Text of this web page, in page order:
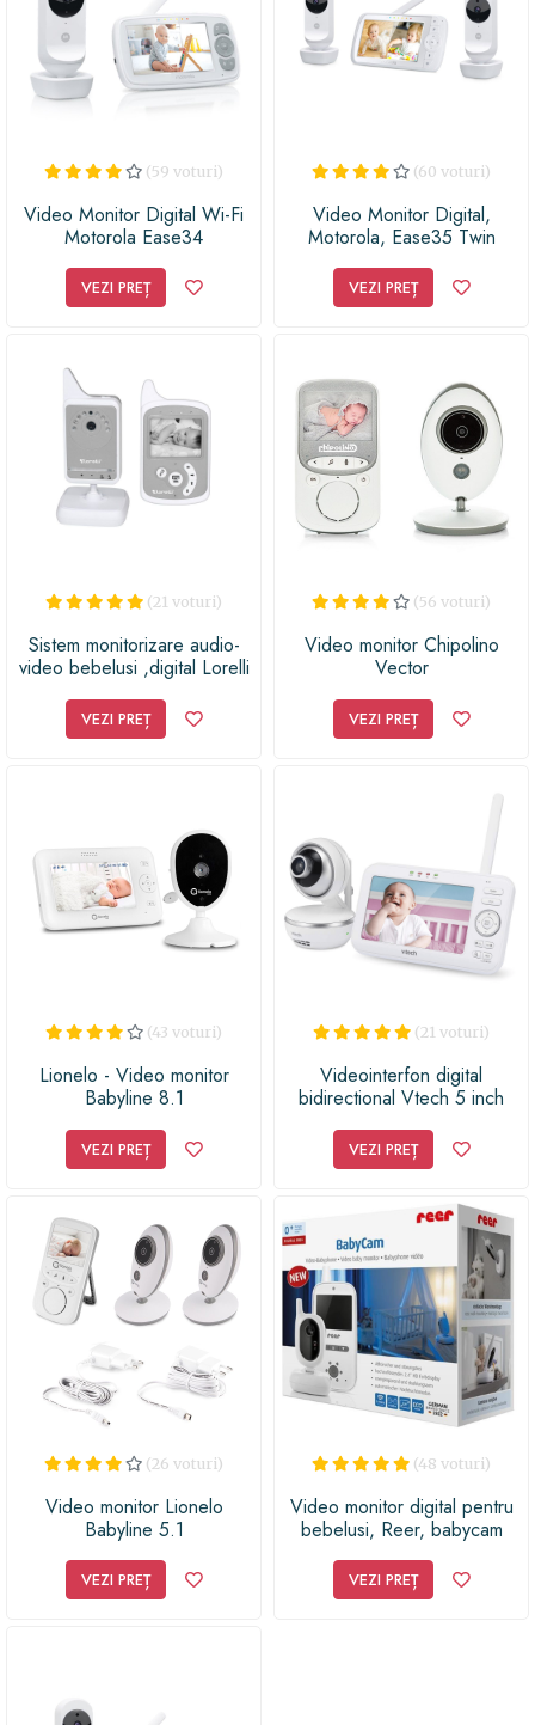
(59 voturi)
Video Monitor Digital Wi-Fi
Motorola Ease34
VEZI PREȚ
(60 voturi)
Video Monitor Digital,
Motorola, Ease35 Twin
VEZI PREȚ
(21 voturi)
Sistem monitorizare audio-
video bebelusi ,digital Lorelli
VEZI PREȚ
(56 voturi)
Video monitor Chipolino
Vector
VEZI PREȚ
(43 voturi)
Lionelo - Video monitor
Babyline 8.1
VEZI PREȚ
(21 voturi)
Videointerfon digital
bidirectional Vtech 5 inch
reglabil
VEZI PREȚ
(26 voturi)
Video monitor Lionelo
Babyline 5.1
VEZI PREȚ
(48 voturi)
Video monitor digital pentru
bebelusi, Reer, babycam
VEZI PREȚ